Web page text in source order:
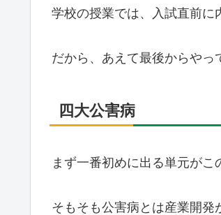
学校の授業では、入試直前に
だから、あえて最後からやっ
四大公害病
まず一番初めに出る単元がこ
そもそも公害病とは産業開発